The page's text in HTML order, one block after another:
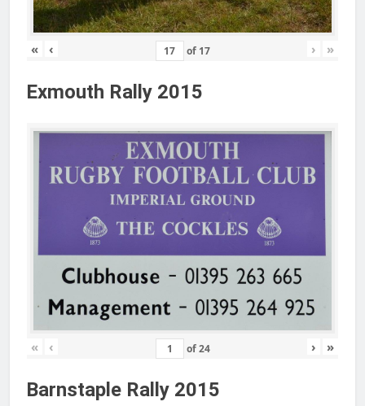
« ‹ of 17 › »
Exmouth Rally 2015
« ‹ of24 › »
Barnstaple Rally 2015